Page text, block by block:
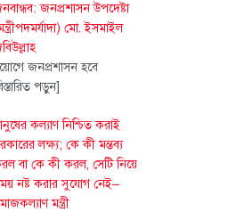
জনপ্রশাসন উপদেষ্টা
মো. ইসমাইল
জনপ্রশাসন হবে
পড়ুন]
কল্যাণ নিশ্চিত করাই
লক্ষ্য; কে কী মন্তব্য
বা কে কী করল, সেটি নিয়ে
নষ্ট করার সুযোগ নেই–
মন্ত্রী